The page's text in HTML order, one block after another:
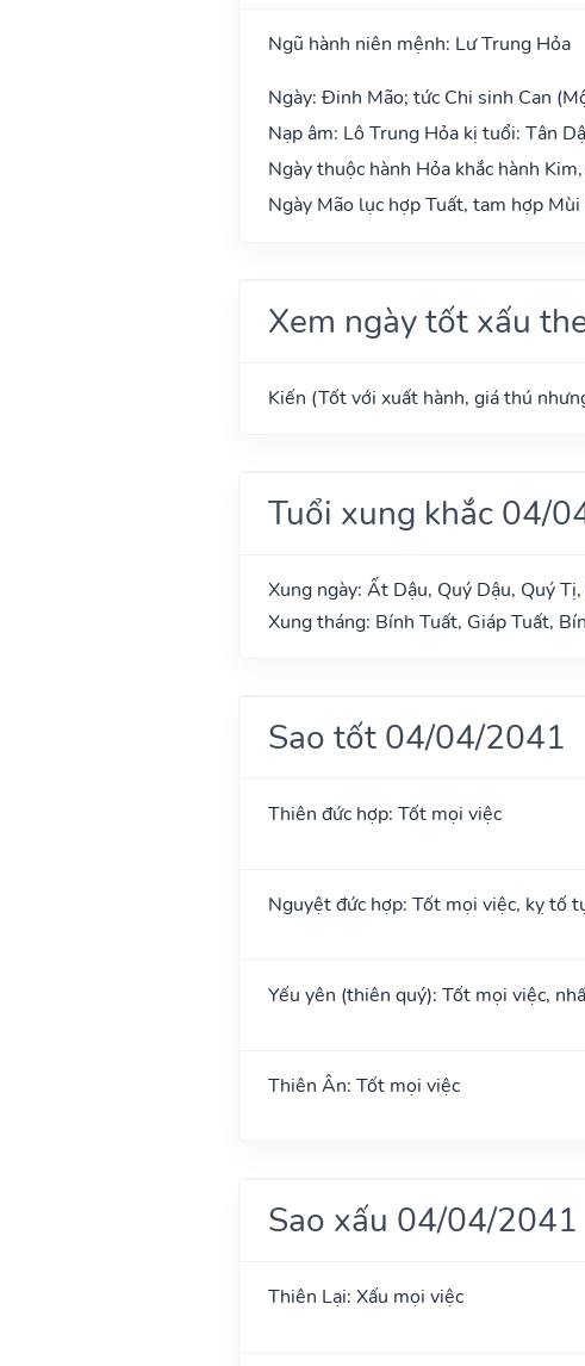
Ngũ hành niên mệnh: Lư Trung Hỏa
Ngày: Đinh Mão; tức Chi sinh Can
Nạp âm: Lô Trung Hỏa kị tuổi: Tân
Ngày thuộc hành Hỏa khắc hành
Ngày Mão lục hợp Tuất, tam hợp
Xem ngày tốt xấu
Kiến (Tốt với xuất hành, giá thú
Tuổi xung khắc 04/
Xung ngày: Ất Dậu, Quý Dậu, Quý
Xung tháng: Bính Tuất, Giáp Tuất,
Sao tốt 04/04/2041
Thiên đức hợp: Tốt mọi việc
Nguyệt đức hợp: Tốt mọi việc, kỵ tố
Yếu yên (thiên quý): Tốt mọi việc,
Thiên Ân: Tốt mọi việc
Sao xấu 04/04/2041
Thiên Lại: Xấu mọi việc